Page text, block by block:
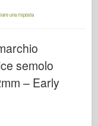
una risposta
semolo
– Early